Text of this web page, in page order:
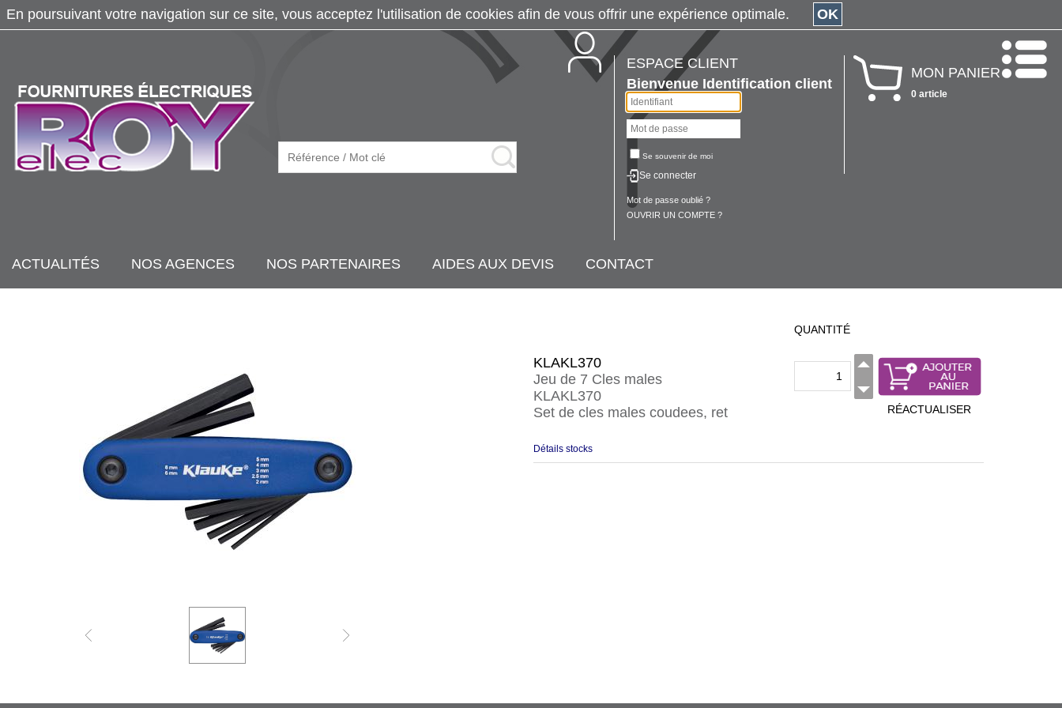
ESPACE CLIENT
Bienvenue Identification client
Se souvenir de moi
Se connecter
Mot de passe oublié ?
OUVRIR UN COMPTE ?
MON PANIER
0 article
ACTUALITÉS NOS AGENCES NOS PARTENAIRES AIDES AUX DEVIS CONTACT
KLAKL370
Jeu de 7 Cles males
KLAKL370
Set de cles males coudees, ret
QUANTITÉ
RÉACTUALISER
Détails stocks
En poursuivant votre navigation sur ce site, vous acceptez l'utilisation de cookies afin de vous offrir une expérience optimale. OK